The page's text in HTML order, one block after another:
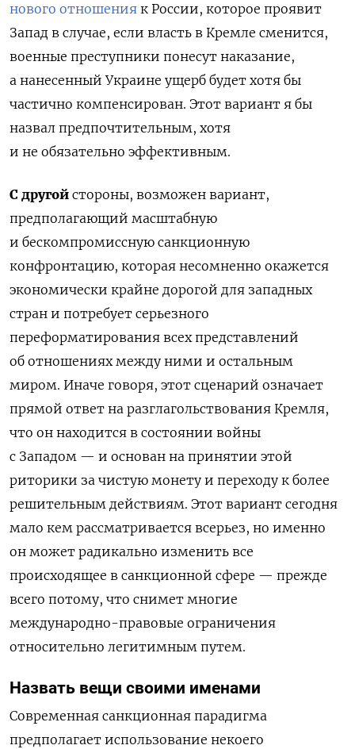
нового отношения к России, которое проявит
Запад в случае, если власть в Кремле сменится,
военные преступники понесут наказание,
а нанесенный Украине ущерб будет хотя бы
частично компенсирован. Этот вариант я бы
назвал предпочтительным, хотя
и не обязательно эффективным.
С другой стороны, возможен вариант,
предполагающий масштабную
и бескомпромиссную санкционную
конфронтацию, которая несомненно окажется
экономически крайне дорогой для западных
стран и потребует серьезного
переформатирования всех представлений
об отношениях между ними и остальным
миром. Иначе говоря, этот сценарий означает
прямой ответ на разглагольствования Кремля,
что он находится в состоянии войны
с Западом — и основан на принятии этой
риторики за чистую монету и переходу к более
решительным действиям. Этот вариант сегодня
мало кем рассматривается всерьез, но именно
он может радикально изменить все
происходящее в санкционной сфере — прежде
всего потому, что снимет многие
международно-правовые ограничения
относительно легитимным путем.
Назвать вещи своими именами
Современная санкционная парадигма
предполагает использование некоего